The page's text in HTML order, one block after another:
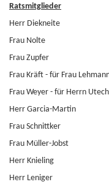
Ratsmitglieder
Herr Diekneite
Frau Nolte
Frau Zupfer
Frau Kräft - für Frau
Frau Weyer - für Herrn Utech
Herr Garcia-Martin
Frau Schnittker
Frau Müller-Jobst
Herr Knieling
Herr Leniger